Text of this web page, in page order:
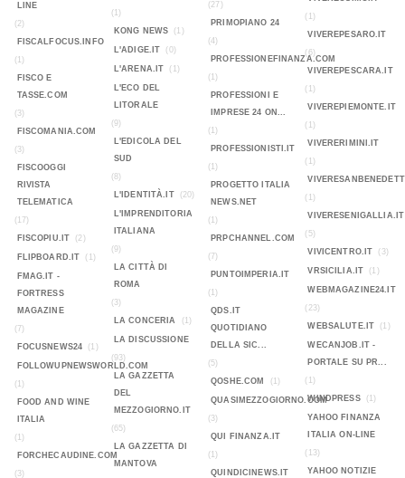
LINE
(2)
FISCALFOCUS.INFO
(1)
FISCO E
TASSE.COM
(3)
FISCOMANIA.COM
(3)
FISCOOGGI
RIVISTA
TELEMATICA
(17)
FISCOPIU.IT
(2)
FLIPBOARD.IT (1)
FMAG.IT -
FORTRESS
MAGAZINE
(7)
FOCUSNEWS24
(1)
FOLLOWUPNEWSWORLD.COM
(1)
FOOD AND WINE
ITALIA
(1)
FORCHECAUDINE.COM
(3)
(1)
KONG NEWS
(1)
L'ADIGE.IT (0)
L'ARENA.IT (1)
L'ECO DEL
LITORALE
(9)
L'EDICOLA DEL
SUD
(8)
L'IDENTITÀ.IT
(20)
L'IMPRENDITORIA
ITALIANA
(9)
LA CITTÀ DI
ROMA
(3)
LA CONCERIA
(1)
LA DISCUSSIONE
(93)
LA GAZZETTA
DEL
MEZZOGIORNO.IT
(65)
LA GAZZETTA DI
MANTOVA
(27)
PRIMOPIANO 24
(4)
PROFESSIONEFINANZA.COM
(1)
PROFESSIONI E
IMPRESE 24 ON...
(1)
PROFESSIONISTI.IT
(1)
PROGETTO ITALIA
NEWS.NET
(1)
PRPCHANNEL.COM
(7)
PUNTOIMPERIA.IT
(1)
QDS.IT
QUOTIDIANO
DELLA SIC...
(5)
QOSHE.COM
(1)
QUASIMEZZOGIORNO.COM
(3)
QUI FINANZA.IT
(1)
QUINDICINEWS.IT
(1)
VIVEREPESARO.IT
(6)
VIVEREPESCARA.IT
(1)
VIVEREPIEMONTE.IT
(1)
VIVERERIMINI.IT
(1)
(1)
VIVERESENIGALLIA.IT
(5)
VIVICENTRO.IT
(3)
VRSICILIA.IT (1)
WEBMAGAZINE24.IT
(23)
WEBSALUTE.IT
(1)
WECANJOB.IT -
PORTALE SU PR...
(1)
WINDPRESS
(1)
YAHOO FINANZA
ITALIA ON-LINE
(13)
YAHOO NOTIZIE